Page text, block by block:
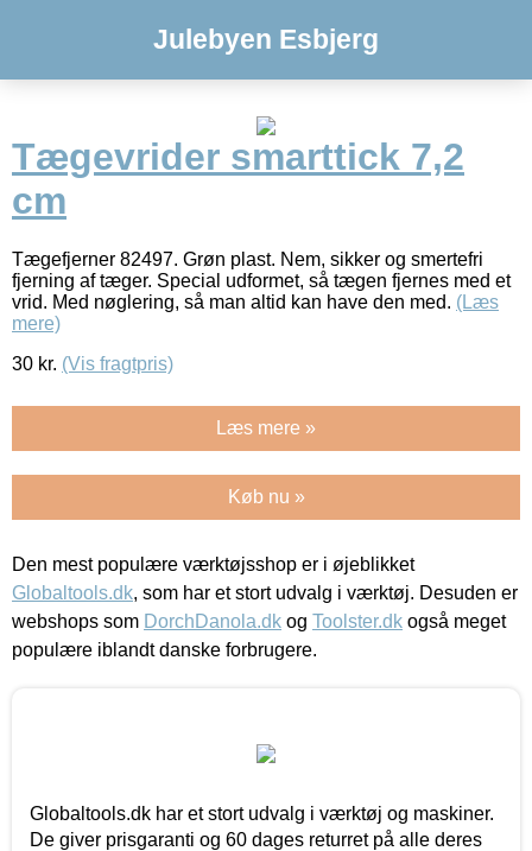
Julebyen Esbjerg
Tægevrider smarttick 7,2
cm
Tægefjerner 82497. Grøn plast. Nem, sikker og smertefri
fjerning af tæger. Special udformet, så tægen fjernes med et
vrid. Med nøglering, så man altid kan have den med. (Læs
mere)
30 kr. (Vis fragtpris)
Læs mere »
Køb nu »
Den mest populære værktøjsshop er i øjeblikket
Globaltools.dk, som har et stort udvalg i værktøj. Desuden er
webshops som DorchDanola.dk og Toolster.dk også meget
populære iblandt danske forbrugere.
Globaltools.dk har et stort udvalg i værktøj og maskiner.
De giver prisgaranti og 60 dages returret på alle deres